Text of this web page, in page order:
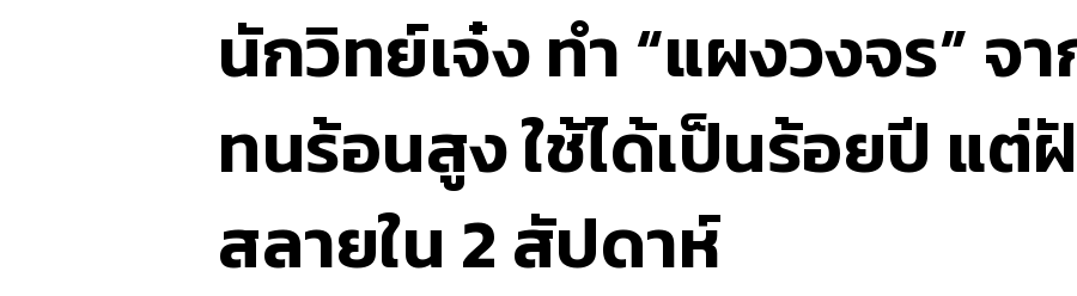
นักวิทย์เจ๋ง ทำ “แผงวงจร” จา
ทนร้อนสูง ใช้ได้เป็นร้อยปี แ
สลายใน 2 สัปดาห์